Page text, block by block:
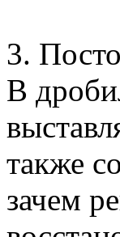
3.
В
также
зачем